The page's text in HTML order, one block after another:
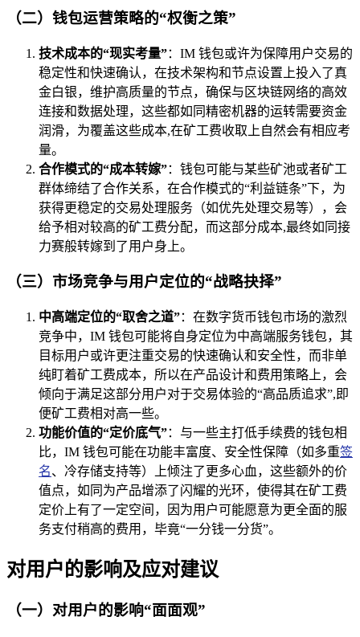
（二）钱包运营策略的“权衡之策”
技术成本的“现实考量”：IM 钱包或许为保障用户交易的
稳定性和快速确认，在技术架构和节点设置上投入了真
金白银，维护高质量的节点，确保与区块链网络的高效
连接和数据处理，这些都如同精密机器的运转需要资金
润滑，为覆盖这些成本,在矿工费收取上自然会有相应考
量。
合作模式的“成本转嫁”：钱包可能与某些矿池或者矿工
群体缔结了合作关系，在合作模式的“利益链条”下，为
获得更稳定的交易处理服务（如优先处理交易等），会
给予相对较高的矿工费分配，而这部分成本,最终如同接
力赛般转嫁到了用户身上。
（三）市场竞争与用户定位的“战略抉择”
中高端定位的“取舍之道”：在数字货币钱包市场的激烈
竞争中，IM 钱包可能将自身定位为中高端服务钱包，其
目标用户或许更注重交易的快速确认和安全性，而非单
纯盯着矿工费成本，所以在产品设计和费用策略上，会
倾向于满足这部分用户对于交易体验的“高品质追求”,即
便矿工费相对高一些。
功能价值的“定价底气”：与一些主打低手续费的钱包相
比，IM 钱包可能在功能丰富度、安全性保障（如多重签
名、冷存储支持等）上倾注了更多心血，这些额外的价
值点，如同为产品增添了闪耀的光环，使得其在矿工费
定价上有了一定空间，因为用户可能愿意为更全面的服
务支付稍高的费用，毕竟“一分钱一分货”。
对用户的影响及应对建议
（一）对用户的影响“面面观”